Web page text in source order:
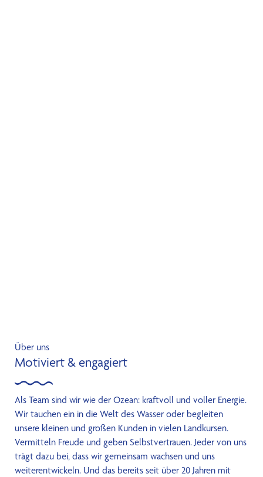
Über uns
Motiviert & engagiert
Als Team sind wir wie der Ozean: kraftvoll und voller Energie.
Wir tauchen ein in die Welt des Wasser oder begleiten
unsere kleinen und großen Kunden in vielen Landkursen.
Vermitteln Freude und geben Selbstvertrauen. Jeder von uns
trägt dazu bei, dass wir gemeinsam wachsen und uns
weiterentwickeln. Und das bereits seit über 20 Jahren mit